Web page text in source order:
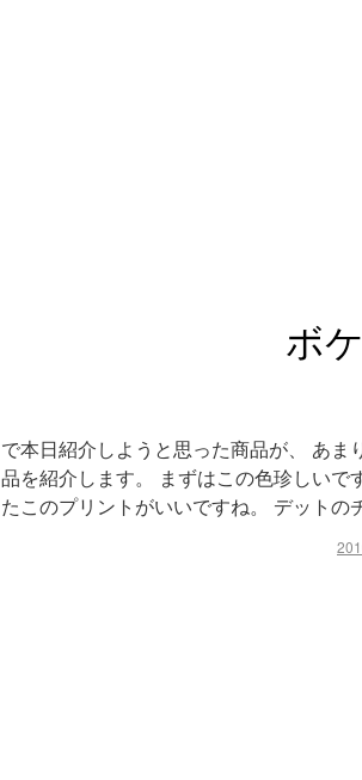
ボ
で本日紹介しようと思った商品が、 あ
品を紹介します。 まずはこの色珍しいで
たこのプリントがいいですね。 デットの